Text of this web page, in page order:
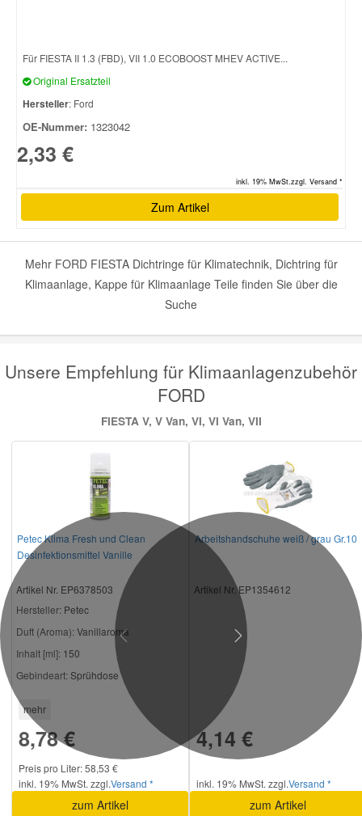
Für FIESTA II 1.3 (FBD), VII 1.0 ECOBOOST MHEV ACTIVE...
Original Ersatzteil
Hersteller: Ford
OE-Nummer: 1323042
2,33 €
inkl. 19% MwSt.zzgl. Versand *
Zum Artikel
Mehr FORD FIESTA Dichtringe für Klimatechnik, Dichtring für
Klimaanlage, Kappe für Klimaanlage Teile finden Sie über die
Suche
Unsere Empfehlung für Klimaanlagenzubehör
FORD
FIESTA V, V Van, VI, VI Van, VII
Petec Klima Fresh und Clean
Desinfektionsmittel Vanille
Artikel Nr. EP6378503
Hersteller: Petec
Duft (Aroma): Vanillaroma
Inhalt [ml]: 150
Gebindeart: Sprühdose
mehr
8,78 €
Preis pro Liter: 58,53 €
inkl. 19% MwSt. zzgl.Versand *
zum Artikel
Arbeitshandschuhe weiß / grau Gr.10
Artikel Nr. EP1354612
4,14 €
inkl. 19% MwSt. zzgl.Versand *
zum Artikel
Previous Next